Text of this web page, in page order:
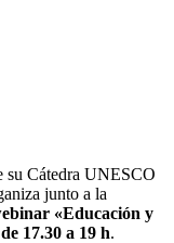
su Cátedra UNESCO
junto a la
«Educación y
17.30 a 19 h.